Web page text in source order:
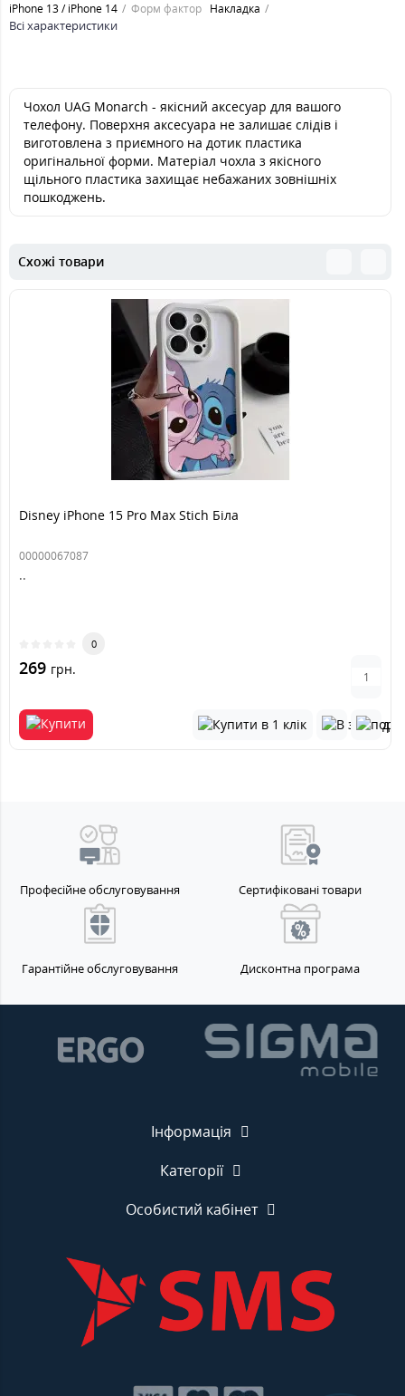
iPhone 13 / iPhone 14
Форм фактор Накладка
Всі характеристики
Чохол UAG Monarch - якісний аксесуар для вашого
телефону. Поверхня аксесуара не залишає слідів і
виготовлена з приємного на дотик пластика
оригінальної форми. Матеріал чохла з якісного
щільного пластика захищає небажаних зовнішніх
пошкоджень.
Схожі товари
Disney iPhone 15 Pro Max Stich Біла
00000067087
..
0
269 грн.
Професійне обслуговування Сертифіковані товари
Гарантійне обслуговування Дисконтна програма
Інформація
Категорії
Особистий кабінет